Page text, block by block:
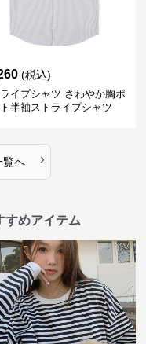
(税込)
イプシャツ さわやか胸ポ
半袖ストライプシャツ
覧へ ›
すめアイテム